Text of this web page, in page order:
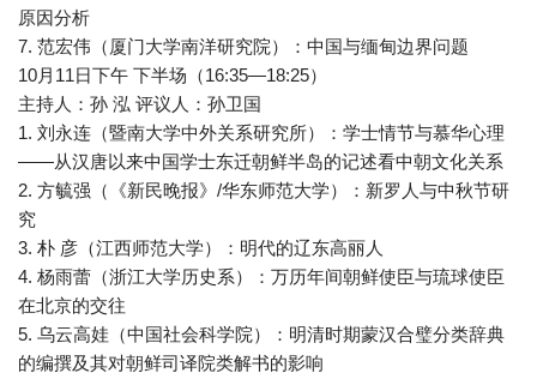
原因分析
7. 范宏伟（厦门大学南洋研究院）：中国与缅甸边界问题
10月11日下午 下半场（16:35—18:25）
主持人：孙 泓 评议人：孙卫国
1. 刘永连（暨南大学中外关系研究所）：学士情节与慕华心理
——从汉唐以来中国学士东迁朝鲜半岛的记述看中朝文化关系
2. 方毓强（《新民晚报》/华东师范大学）：新罗人与中秋节研
究
3. 朴 彦（江西师范大学）：明代的辽东高丽人
4. 杨雨蕾（浙江大学历史系）：万历年间朝鲜使臣与琉球使臣
在北京的交往
5. 乌云高娃（中国社会科学院）：明清时期蒙汉合璧分类辞典
的编撰及其对朝鲜司译院类解书的影响